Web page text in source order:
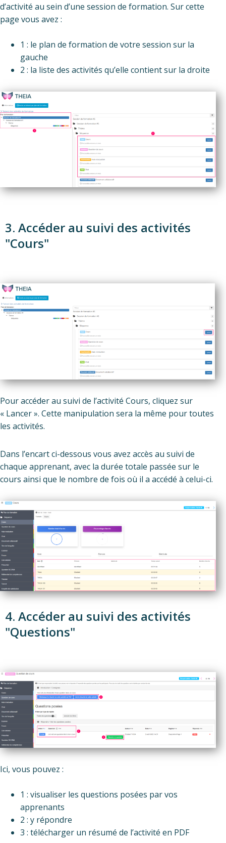
d’activité au sein d’une session de formation. Sur cette
page vous avez :
1 : le plan de formation de votre session sur la
gauche
2 : la liste des activités qu’elle contient sur la droite
3. Accéder au suivi des activités
"Cours"
Pour accéder au suivi de l’activité Cours, cliquez sur
« Lancer ». Cette manipulation sera la même pour toutes
les activités.
Dans l’encart ci-dessous vous avez accès au suivi de
chaque apprenant, avec la durée totale passée sur le
cours ainsi que le nombre de fois où il a accédé à celui-ci.
4. Accéder au suivi des activités
"Questions"
Ici, vous pouvez :
1 : visualiser les questions posées par vos
apprenants
2 : y répondre
3 : télécharger un résumé de l’activité en PDF